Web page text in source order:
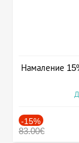
Намаление
-15%
83.00€